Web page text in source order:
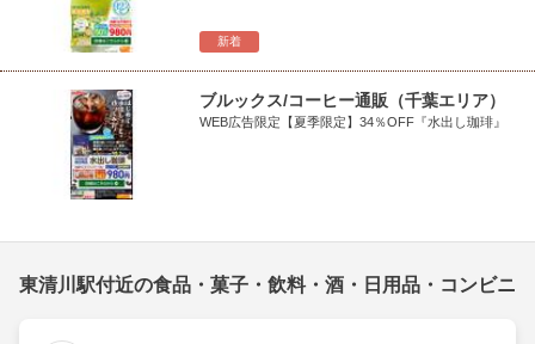
新着
ブルックス/コーヒー通販（千葉エリア）
WEB広告限定【夏季限定】34％OFF『水出し珈琲』
東清川駅付近の食品・菓子・飲料・酒・日用品・コンビニ